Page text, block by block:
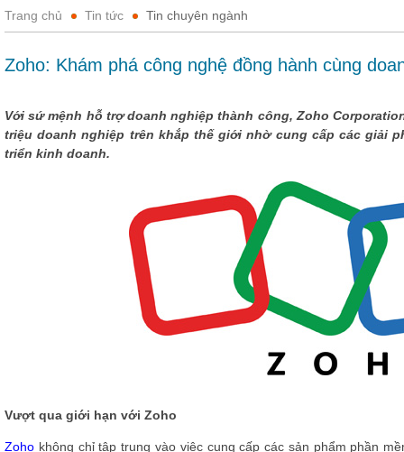
Trang chủ Tin tức Tin chuyên ngành
Zoho: Khám phá công nghệ đồng hành cùng
Với sứ mệnh hỗ trợ doanh nghiệp thành công, Zoho
triệu doanh nghiệp trên khắp thế giới nhờ cung cấp các giải
triển kinh doanh.
Vượt qua giới hạn với Zoho
Zoho không chỉ tập trung vào việc cung cấp các sản phẩm phần